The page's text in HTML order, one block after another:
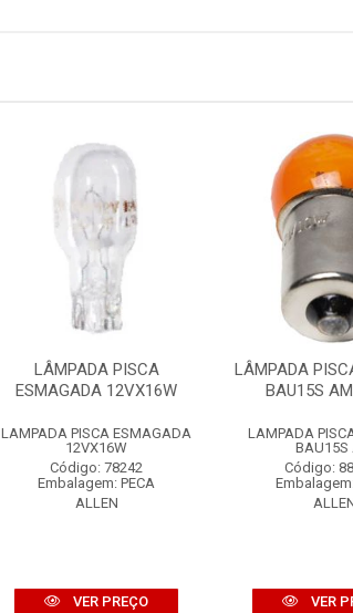
LÂMPADA PISCA
ESMAGADA 12VX16W
LAMPADA PISCA ESMAGADA
12VX16W
Código: 78242
Embalagem: PECA
ALLEN
VER PREÇO
LÂMPADA
BAU15S
LAMPADA
BAU15S
Código:
VER